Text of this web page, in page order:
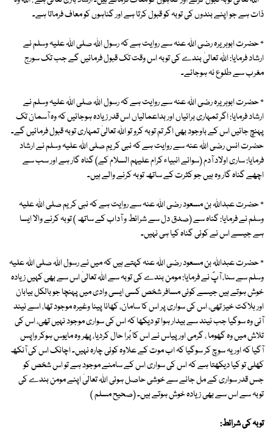
ذات ہے جو اپنے بندوں کی توبہ کو قبول کرتا ہے اور گناہوں کو معاف فرماتا ہے۔
٭ حضرت ابوہریرہ رضی اللہ عنہ سے روایت ہے کہ رسول اللہ صلی اللہ علیہ وسلم نے
ارشاد فرمایا: اللہ تعالیٰ بندے کی توبہ اس وقت تک قبول فرمائیں گے جب تک سورج
مغرب سے طلوع نہ ہوجائے۔
٭ حضرت ابوہریرہ رضی اللہ عنہ سے روایت ہے کہ رسول اللہ صلی اللہ علیہ وسلم نے
ارشاد فرمایا: اگر تمہاری برائیاں اور بداعمالیاں اس قدر زیادہ ہوجائیں کہ وہ آسمان تک
پہنچ جائیں اس کے باوجود بھی اگر تم توبہ کرو تو اللہ تعالیٰ تمہاری توبہ قبول فرمائیں گے۔
حضرت انس رضی اللہ عنہ سے روایت ہے کہ نبی کریم صلی اللہ علیہ وسلم نے ارشاد
فرمایا: ساری اولاد آدم (سوائے انبیاء کرام علیہم السلام کے) گناہ گار ہے اور سب سے
اچھے گناہ گار وہ ہیں جو کثرت کے ساتھ توبہ کرنے والے ہیں۔
٭ حضرت عبداللہ بن مسعود رضی اللہ عنہ سے روایت ہے کہ نبی کریم صلی اللہ علیہ
وسلم نے فرمایا: گناہ سے (صدق دل سے شرائط و آداب کے ساتھ ) توبہ کرنے والا ایسا
ہے جیسے اس نے کوئی گناہ کیا ہی نہیں۔
٭ حضرت عبداللہ بن مسعود رضی اللہ عنہ کہتے ہیں کہ میں نے رسول اللہ صلی اللہ علیہ
وسلم سے سنا، آپؐ نے فرمایا: مومن بندے کی توبہ سے اللہ تعالیٰ اس سے بھی کہیں زیادہ
خوش ہوتے ہیں جیسے کوئی مسافر شخص کسی ایسی وادی میں پہنچا جو بالکل بیابان
اور ہلاکت خیز تھی، اس کی سواری پر اس کا سامان، کھانا پینا وغیرہ موجود تھا، اسے نیند
آئی وہ سوگیا جب نیند سے بیدار ہوا تو دیکھا کہ اس کی سواری موجود نہیں تھی، اس کی
تلاش میں وہ گھوما ، گرمی اور پیاس نے اس کا بُرا حال کردیا، پھر وہ مایوس ہوکر واپس
آگیا کہ اور یہ سوچ کر سوگیا کہ اب موت کے علاوہ کوئی چارہ نہیں۔ اچانک اس کی آنکھ
کھلی تو کیا دیکھتا ہے کہ اس کی سواری اس کے سامنے موجود ہے تو اس شخص کو
جس قدر سواری کے مل جانے سے خوشی حاصل ہوئی اللہ تعالیٰ اپنے مومن بندے کی
توبہ سے اس سے بھی زیادہ خوش ہوتے ہیں۔ (صحیح مسلم )
توبہ کی شرائط: